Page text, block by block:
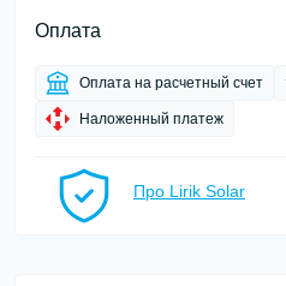
Оплата
Оплата на расчетный счет
Наложенный платеж
Про Lirik Solar